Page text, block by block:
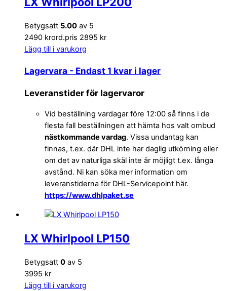
Betygsatt 5.00 av 5
2490 krord.pris 2895 kr
Lägg till i varukorg
Lagervara - Endast 1 kvar i lager
Leveranstider för lagervaror
Vid beställning vardagar före 12:00 så finns i de
flesta fall beställningen att hämta hos valt ombud
nästkommande vardag. Vissa undantag kan
finnas, t.ex. där DHL inte har daglig utkörning eller
om det av naturliga skäl inte är möjligt t.ex. långa
avstånd. Ni kan söka mer information om
leveranstiderna för DHL-Servicepoint här.
https://www.dhlpaket.se
LX Whirlpool LP150
Betygsatt 0 av 5
3995 kr
Lägg till i varukorg